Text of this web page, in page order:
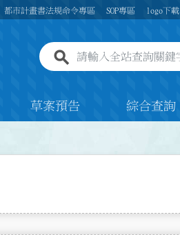
都市計畫書法規命令專區 SOP專區 logo下載
全站查詢關鍵字欄位
草案預告 綜合查詢